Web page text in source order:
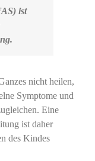
ist
nicht heilen,
Symptome und
Eine
ist daher
des Kindes